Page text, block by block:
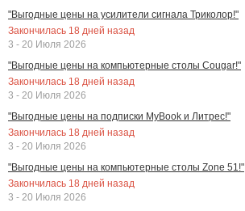
"Выгодные цены на усилители сигнала Триколор!"
Закончилась 18 дней назад
3 - 20 Июля 2026
"Выгодные цены на компьютерные столы Cougar!"
Закончилась 18 дней назад
3 - 20 Июля 2026
"Выгодные цены на подписки MyBook и Литрес!"
Закончилась 18 дней назад
3 - 20 Июля 2026
"Выгодные цены на компьютерные столы Zone 51!"
Закончилась 18 дней назад
3 - 20 Июля 2026